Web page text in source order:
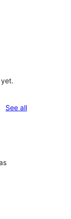
See allreviews